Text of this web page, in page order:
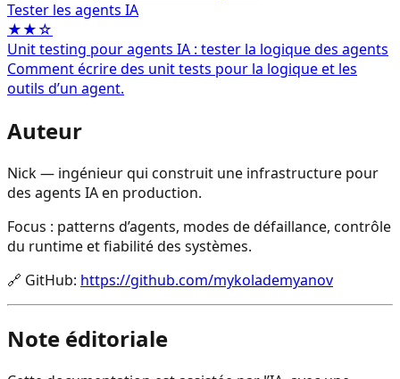
Tester les agents IA
★★☆
Unit testing pour agents IA : tester la logique des agents
Comment écrire des unit tests pour la logique et les
outils d’un agent.
Auteur
Nick — ingénieur qui construit une infrastructure pour
des agents IA en production.
Focus : patterns d’agents, modes de défaillance, contrôle
du runtime et fiabilité des systèmes.
🔗 GitHub: https://github.com/mykolademyanov
Note éditoriale